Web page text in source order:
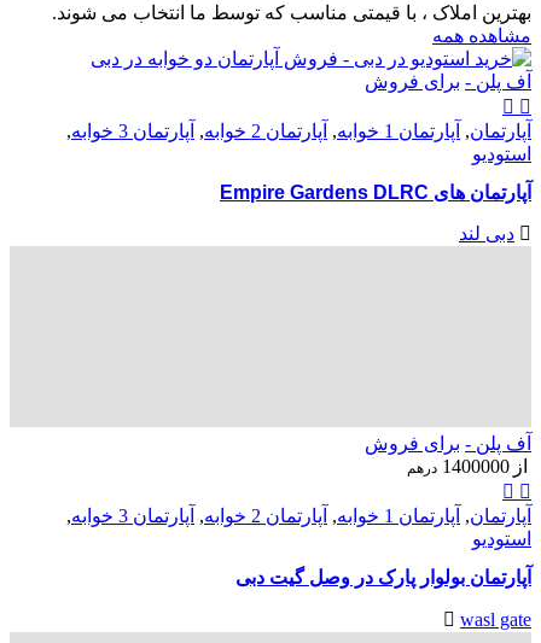
بهترین املاک ، با قیمتی مناسب که توسط ما انتخاب می شوند.
مشاهده همه
آف پلن - برای فروش
آپارتمان, آپارتمان 1 خوابه , آپارتمان 2 خوابه , آپارتمان 3 خوابه
,
استودیو
آپارتمان های Empire Gardens DLRC
دبی لند
آف پلن - برای فروش
از 1400000 درهم
آپارتمان, آپارتمان 1 خوابه , آپارتمان 2 خوابه , آپارتمان 3 خوابه
,
استودیو
آپارتمان بولوار پارک در وصل گیت دبی
wasl gate